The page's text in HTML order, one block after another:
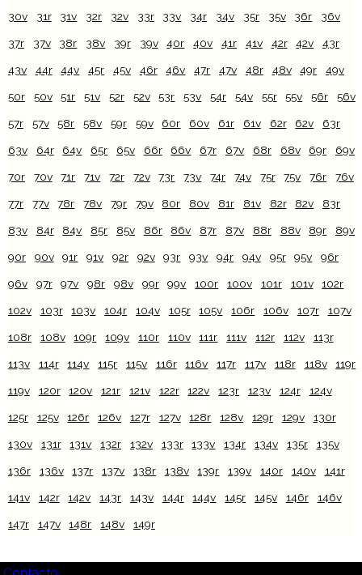
30v 31r 31v 32r 32v 33r 33v 34r 34v 35r 35v 36r 36v
37r 37v 38r 38v 39r 39v 40r 40v 41r 41v 42r 42v 43r
43v 44r 44v 45r 45v 46r 46v 47r 47v 48r 48v 49r 49v
50r 50v 51r 51v 52r 52v 53r 53v 54r 54v 55r 55v 56r 56v
57r 57v 58r 58v 59r 59v 60r 60v 61r 61v 62r 62v 63r
63v 64r 64v 65r 65v 66r 66v 67r 67v 68r 68v 69r 69v
70r 70v 71r 71v 72r 72v 73r 73v 74r 74v 75r 75v 76r 76v
77r 77v 78r 78v 79r 79v 80r 80v 81r 81v 82r 82v 83r
83v 84r 84v 85r 85v 86r 86v 87r 87v 88r 88v 89r 89v
90r 90v 91r 91v 92r 92v 93r 93v 94r 94v 95r 95v 96r
96v 97r 97v 98r 98v 99r 99v 100r 100v 101r 101v 102r
102v 103r 103v 104r 104v 105r 105v 106r 106v 107r 107v
108r 108v 109r 109v 110r 110v 111r 111v 112r 112v 113r
113v 114r 114v 115r 115v 116r 116v 117r 117v 118r 118v 119r
119v 120r 120v 121r 121v 122r 122v 123r 123v 124r 124v
125r 125v 126r 126v 127r 127v 128r 128v 129r 129v 130r
130v 131r 131v 132r 132v 133r 133v 134r 134v 135r 135v
136r 136v 137r 137v 138r 138v 139r 139v 140r 140v 141r
141v 142r 142v 143r 143v 144r 144v 145r 145v 146r 146v
147r 147v 148r 148v 149r